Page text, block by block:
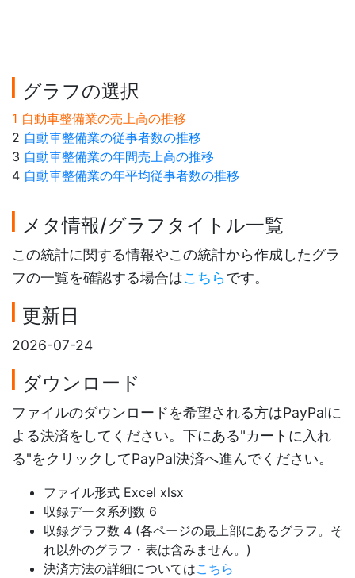
グラフの選択
1 自動車整備業の売上高の推移
2 自動車整備業の従事者数の推移
3 自動車整備業の年間売上高の推移
4 自動車整備業の年平均従事者数の推移
メタ情報/グラフタイトル一覧
この統計に関する情報やこの統計から作成したグラ
フの一覧を確認する場合はこちらです。
更新日
2026-07-24
ダウンロード
ファイルのダウンロードを希望される方はPayPalに
よる決済をしてください。下にある"カートに入れ
る"をクリックしてPayPal決済へ進んでください。
ファイル形式 Excel xlsx
収録データ系列数 6
収録グラフ数 4 (各ページの最上部にあるグラフ。そ
れ以外のグラフ・表は含みません。)
決済方法の詳細についてはこちら